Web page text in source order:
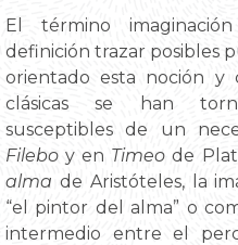
El término
definición trazar posibles
orientado esta noción y
clásicas se han
susceptibles de un
Filebo y en Timeo de
alma de Aristóteles, la
“el pintor del alma” o
intermedio entre el